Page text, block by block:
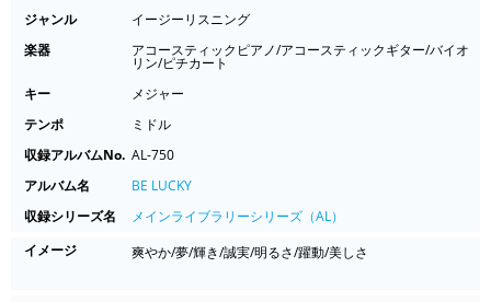
ジャンル
イージーリスニング
楽器
アコースティックピアノ/アコースティックギター/バイオ
リン/ピチカート
キー
メジャー
テンポ
ミドル
収録アルバムNo. AL-750
アルバム名
BE LUCKY
収録シリーズ名
メインライブラリーシリーズ（AL）
イメージ
爽やか/夢/輝き/誠実/明るさ/躍動/美しさ